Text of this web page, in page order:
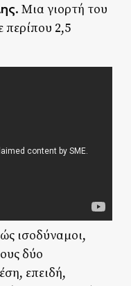
. Μια γιορτή του
περίπου 2,5
ισοδύναμοι,
δύο
επειδή,